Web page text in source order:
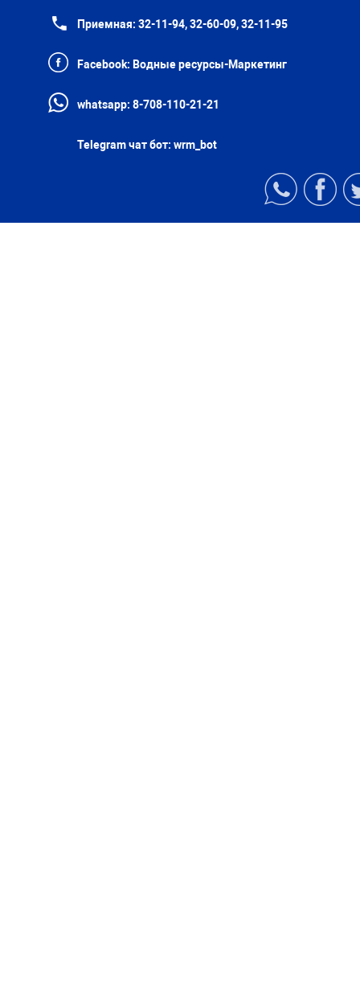
Приемная: 32-11-94, 32-60-09, 32-11-95
Facebook: Водные ресурсы-Маркетинг
whatsapp: 8-708-110-21-21
Telegram чат бот: wrm_bot